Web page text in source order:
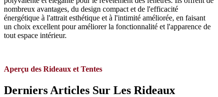
nombreux avantages, du design compact et de l'efficacité
énergétique à l'attrait esthétique et à l'intimité améliorée, en faisant
un choix excellent pour améliorer la fonctionnalité et l'apparence de
tout espace intérieur.
Aperçu des Rideaux et Tentes
Derniers Articles Sur Les Rideaux